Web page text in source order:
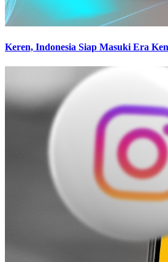
Keren, Indonesia Siap Masuki Era